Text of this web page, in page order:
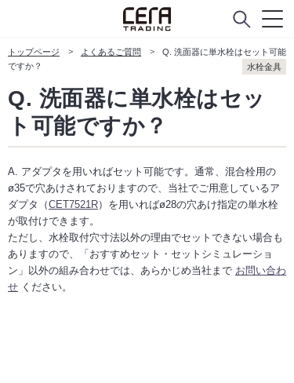
トップページ よくあるご質問
Q. 洗面器に単水栓はセット可能
ですか？
水栓金具
Q. 洗面器に単水栓はセッ
ト可能ですか？
A. アダプタを用いればセット可能です。通常、混合栓用の
ø35で穴あけされておりますので、当社でご用意しているア
ダプタ（CET7521R）を用いればø28の穴あけ指定の単水栓
が取付けできます。
ただし、水栓取付穴寸法以外の理由でセットできない場合も
ありますので、「おすすめセット・セットシミュレーショ
ン」以外の組み合わせでは、あらかじめ当社まで お問い合わ
せ ください。